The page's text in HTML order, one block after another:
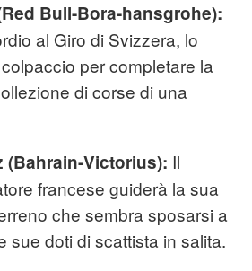
Bull-Bora-hansgrohe):
al Giro di Svizzera, lo
per completare la
di corse di una
(Bahrain-Victorius): Il
francese guiderà la sua
che sembra sposarsi a
sue doti di scattista in salita.